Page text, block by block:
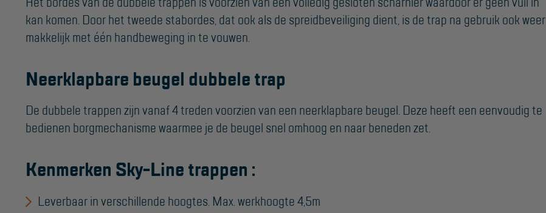
Aanmelden
Inspectiewekker
kan komen. Door het tweede stabordes, dat ook als de spreidbeveiliging dient, is de trap na gebruik ook weer
makkelijk met één handbeweging in te vouwen.
Neerklapbare beugel dubbele trap
De dubbele trappen zijn vanaf 4 treden voorzien van een neerklapbare beugel. Deze heeft een eenvoudig te
bedienen borgmechanisme waarmee je de beugel snel omhoog en naar beneden zet.
Kenmerken Sky-Line trappen :
Leverbaar in verschillende hoogtes. Max. werkhoogte 4,5m